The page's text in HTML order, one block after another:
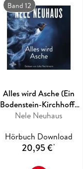
Band 12
Alles wird Asche (Ein
Bodenstein-Kirchhoff-
Krimi 12) (Ein
Krimi 12)
Nele Neuhaus
Hörbuch Download
20,95 €*